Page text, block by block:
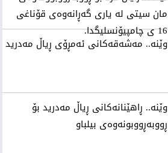
مان سیتی لە یاری گەڕانەوەی قۆناغی
16 ی چامپیۆنسلیگدا.
وێنه‌.. مه‌شه‌قه‌كانی‌ ئه‌مڕۆی‌ ڕیاڵ مه‌درید
وێنه‌.. ڕاهێنانه‌كانی‌ ڕیاڵ مه‌درید بۆ
ڕووبه‌ڕووبونه‌وه‌ی‌ بیلباو